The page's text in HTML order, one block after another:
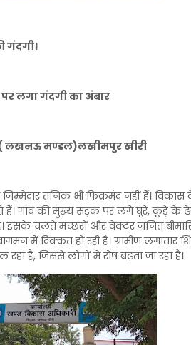
गंदगी!
लगा गंदगी का अंबार
( लखनऊ मण्डल)लखीमपुर खीरी
तनिक भी फिक्रमंद नहीं हैं।
गांव की मुख्य सड़क पर लगे घूरे, कूड़े के
इसके चलते मच्छरों और वेक्टर जनित
में दिक्कत हो रही है। ग्रामीण लगातार
है, जिससे लोगों में रोष बढ़ता जा रहा है।